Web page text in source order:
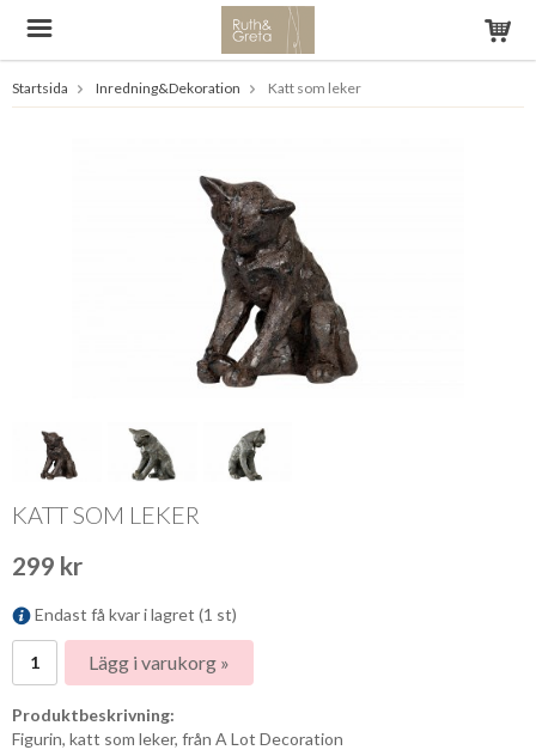
Startsida Inredning&Dekoration Katt som leker
KATT SOM LEKER
299 kr
Endast få kvar i lagret (1 st)
Lägg i varukorg »
Produktbeskrivning:
Figurin, katt som leker, från A Lot Decoration